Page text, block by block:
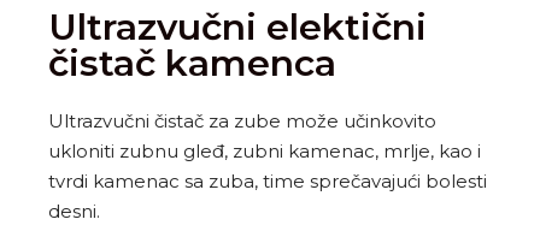
Ultrazvučni elektični
čistač kamenca
Ultrazvučni čistač za zube može učinkovito
ukloniti zubnu gleđ, zubni kamenac, mrlje, kao i
tvrdi kamenac sa zuba, time sprečavajući bolesti
desni.